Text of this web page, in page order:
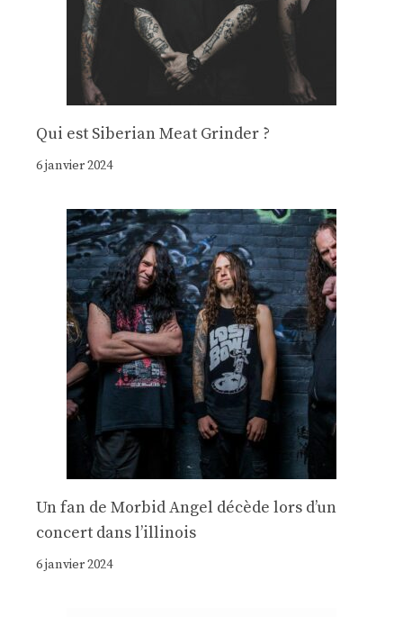
Qui est Siberian Meat Grinder ?
6 janvier 2024
Un fan de Morbid Angel décède lors d’un
concert dans l’illinois
6 janvier 2024